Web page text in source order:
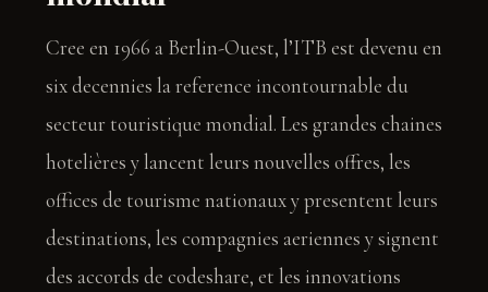
Cree en 1966 a Berlin-Ouest, l’ITB est devenu en
six decennies la reference incontournable du
secteur touristique mondial. Les grandes chaines
hotelières y lancent leurs nouvelles offres, les
offices de tourisme nationaux y presentent leurs
destinations, les compagnies aeriennes y signent
des accords de codeshare, et les innovations